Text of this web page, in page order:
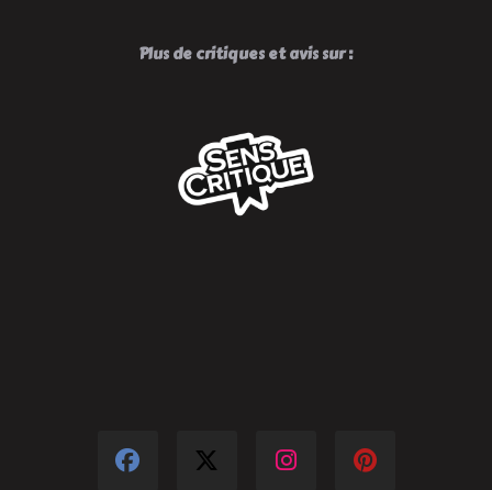
Plus de critiques et avis sur :